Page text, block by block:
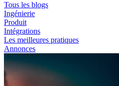
Tous les blogs
Ingénierie
Produit
Intégrations
Les meilleures pratiques
Annonces